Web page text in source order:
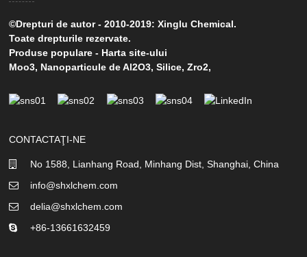
©Drepturi de autor - 2010-2019: Xinglu Chemical.
Toate drepturile rezervate.
Produse populare - Harta site-ului
Moo3, Nanoparticule de Al2O3,Silice,Zro2,
CONTACTAŢI-NE
No 1588, Lianhang Road, Minhang Dist, Shanghai, China
info@shxlchem.com
delia@shxlchem.com
+86-13661632459